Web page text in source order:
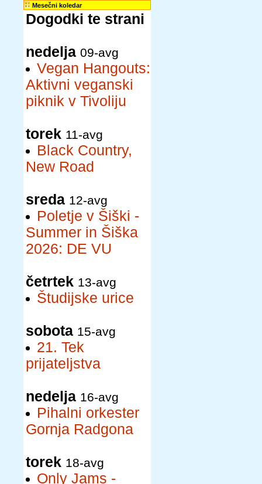
Mesečni koledar
Dogodki te strani
nedelja 09-avg
Vegan Hangouts:
Aktivni veganski
piknik v Tivoliju
torek 11-avg
Black Country,
New Road
sreda 12-avg
Poletje v Šiški -
Summer in Šiška
2026: DE VU
četrtek 13-avg
Študijske urice
sobota 15-avg
21. Tek
prijateljstva
nedelja 16-avg
Pihalni orkester
Gornja Radgona
torek 18-avg
Only Jams -